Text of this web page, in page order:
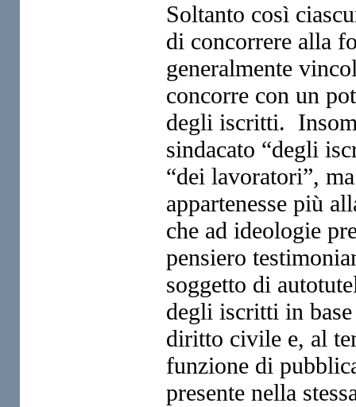
Soltanto così
di concorrere alla
generalmente
concorre con un
degli iscritti.
sindacato “degli
“dei lavoratori”,
appartenesse più
che ad ideologie
pensiero
soggetto di
degli iscritti in
diritto civile e, al
funzione di
presente nella